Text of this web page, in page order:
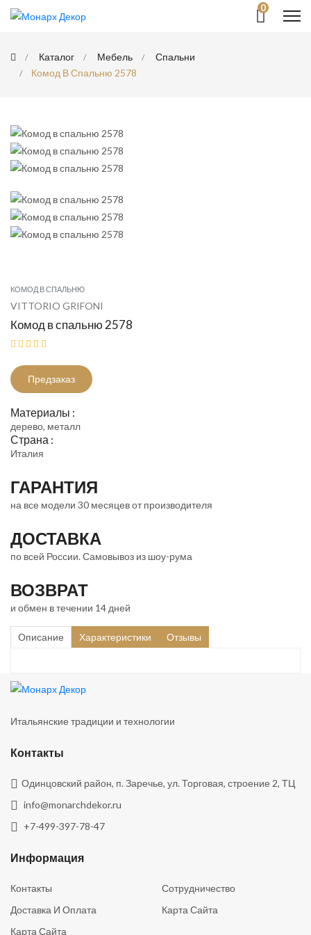
0
Каталог Мебель
Спальни
Комод В Спальню 2578
КОМОД В СПАЛЬНЮ
VITTORIO GRIFONI
Комод в спальню 2578
Предзаказ
Материалы :
дерево, металл
Страна :
Италия
ГАРАНТИЯ
на все модели 30 месяцев от производителя
ДОСТАВКА
по всей России. Самовывоз из шоу-рума
ВОЗВРАТ
и обмен в течении 14 дней
Описание Характеристики Отзывы
Итальянские традиции и технологии
Контакты
Одинцовский район, п. Заречье, ул. Торговая, строение 2, ТЦ
info@monarchdekor.ru
+7-499-397-78-47
Информация
Контакты
Сотрудничество
Доставка И Оплата
Карта Сайта
Карта Сайта